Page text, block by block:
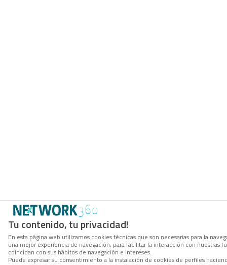
Tu contenido, tu privacidad!
En esta página web utilizamos cookies técnicas que son necesarias para la
una mejor experiencia de navegación, para facilitar la interacción con
coincidan con sus hábitos de navegación e intereses.
Puede expresar su consentimiento a la instalación de cookies de perfiles